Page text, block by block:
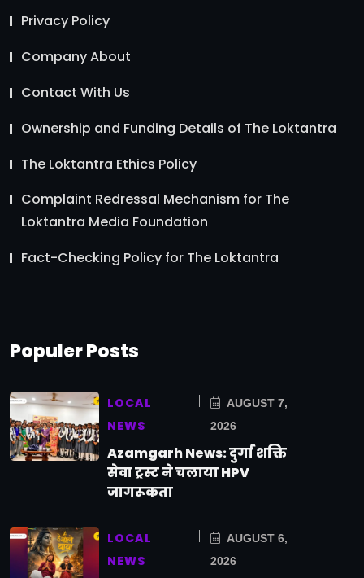
Privacy Policy
Company About
Contact With Us
Ownership and Funding Details of The Loktantra
The Loktantra Ethics Policy
Complaint Redressal Mechanism for The
Loktantra Media Foundation
Fact-Checking Policy for The Loktantra
Populer Posts
LOCAL
NEWS
AUGUST 7,
2026
Azamgarh News: दुर्गा शक्ति
सेवा ट्रस्ट ने चलाया HPV
जागरूकता
LOCAL
NEWS
AUGUST 6,
2026